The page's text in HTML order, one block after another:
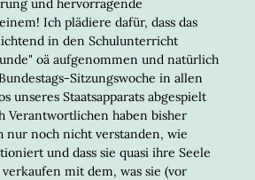
und hervorragende
Ich plädiere dafür, dass das
in den Schulunterricht
oä aufgenommen und natürlich
Sitzungswoche in allen
unseres Staatsapparats abgespielt
Verantwortlichen haben bisher
nur noch nicht verstanden, wie
und dass sie quasi ihre Seele
mit dem, was sie (vor